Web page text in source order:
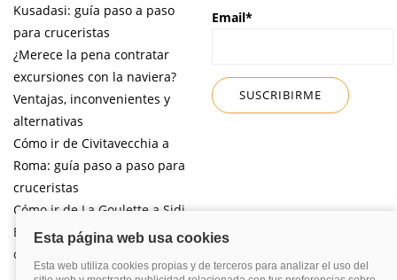
Kusadasi: guía paso a paso
para cruceristas
¿Merece la pena contratar
excursiones con la naviera?
Ventajas, inconvenientes y
alternativas
Cómo ir de Civitavecchia a
Roma: guía paso a paso para
cruceristas
Cómo ir de La Goulette a Sidi
Bou Said por libre desde tu
crucero
Email*